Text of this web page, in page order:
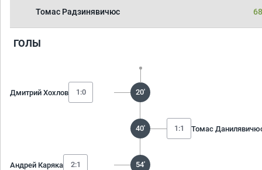
Томас Радзинявичюс
ГОЛЫ
Дмитрий Хохлов 1:0 20'
40' 1:1 Томас
Андрей Каряка 2:1 54'